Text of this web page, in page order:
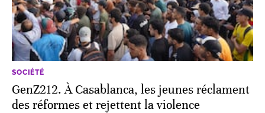
SOCIÉTÉ
GenZ212. À Casablanca, les jeunes réclament
des réformes et rejettent la violence